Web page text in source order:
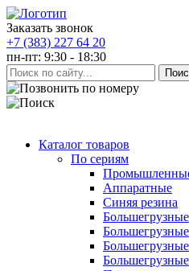
Заказать звонок
+7 (383) 227 64 20
пн-пт: 9:30 - 18:30
Каталог товаров
По сериям
Аппаратные
Синяя резина
Большегрузные